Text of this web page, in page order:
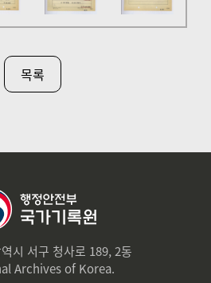
터 열리는 서울장애자올림픽
올림픽입니다.
발도상국인 우리나라에서 가
라는 성공적인 올림픽 개최
향한 획기적인 번영과 도약의
목록
시 서구 청사로 189, 2동
Archives of Korea.